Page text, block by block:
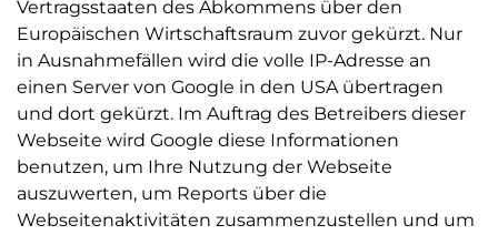
Vertragsstaaten des Abkommens über den
Europäischen Wirtschaftsraum zuvor gekürzt. Nur
in Ausnahmefällen wird die volle IP-Adresse an
einen Server von Google in den USA übertragen
und dort gekürzt. Im Auftrag des Betreibers dieser
Webseite wird Google diese Informationen
benutzen, um Ihre Nutzung der Webseite
auszuwerten, um Reports über die
Webseitenaktivitäten zusammenzustellen und um